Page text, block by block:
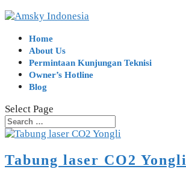
Home
About Us
Permintaan Kunjungan Teknisi
Owner’s Hotline
Blog
Select Page
Tabung laser CO2 Yongli